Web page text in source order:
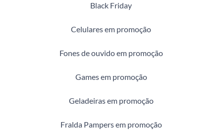
Black Friday
Celulares em promoção
Fones de ouvido em promoção
Games em promoção
Geladeiras em promoção
Fralda Pampers em promoção